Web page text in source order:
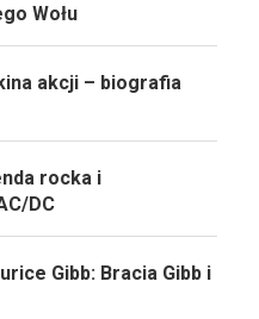
Wołu
akcji – biografia
rocka i
DC
Gibb: Bracia Gibb i